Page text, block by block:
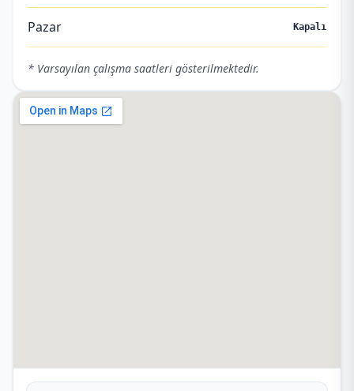
Pazar Kapalı
* Varsayılan çalışma saatleri gösterilmektedir.